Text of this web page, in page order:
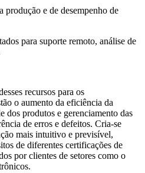
produção e de desempenho de
para suporte remoto, análise de
recursos para os
o aumento da eficiência da
dos produtos e gerenciamento das
de erros e defeitos. Cria-se
mais intuitivo e previsível,
de diferentes certificações de
por clientes de setores como o